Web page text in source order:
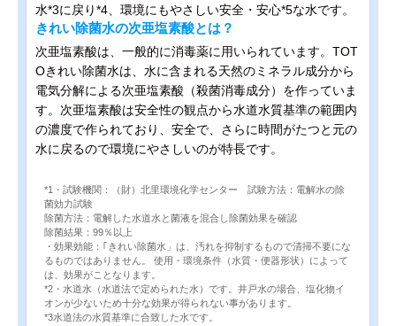
水*3に戻り*4、環境にもやさしい安全・安心*5な水です。
きれい除菌水の次亜塩素酸とは？
次亜塩素酸は、一般的に消毒薬に用いられています。TOT
Oきれい除菌水は、水に含まれる天然のミネラル成分から
電気分解による次亜塩素酸（殺菌消毒成分）を作っていま
す。次亜塩素酸は安全性の観点から水道水質基準の範囲内
の濃度で作られており、安全で、さらに時間がたつと元の
水に戻るので環境にやさしいのが特長です。
*1・試験機関：（財）北里環境化学センター 試験方法：電解水の除
菌効力試験
除菌方法：電解した水道水と菌液を混合し除菌効果を確認
除菌結果：99％以上
・効果効能：｢きれい除菌水」は、汚れを抑制するもので清掃不要にな
るものではありません。 使用・環境条件（水質・便器形状）によって
は、効果がことなります。
*2・水道水（水道法で定められた水）です。井戸水の場合、塩化物イ
オンが少ないため十分な効果が得られない事があります。
*3水道法の水質基準に合致した水です。